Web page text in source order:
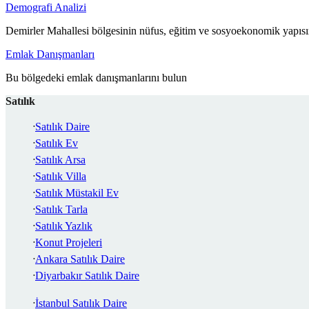
Demografi Analizi
Demirler Mahallesi bölgesinin nüfus, eğitim ve sosyoekonomik
Emlak Danışmanları
Bu bölgedeki emlak danışmanlarını bulun
Satılık
Satılık Daire
Satılık Ev
Satılık Arsa
Satılık Villa
Satılık Müstakil Ev
Satılık Tarla
Satılık Yazlık
Konut Projeleri
Ankara Satılık Daire
Diyarbakır Satılık Daire
İstanbul Satılık Daire